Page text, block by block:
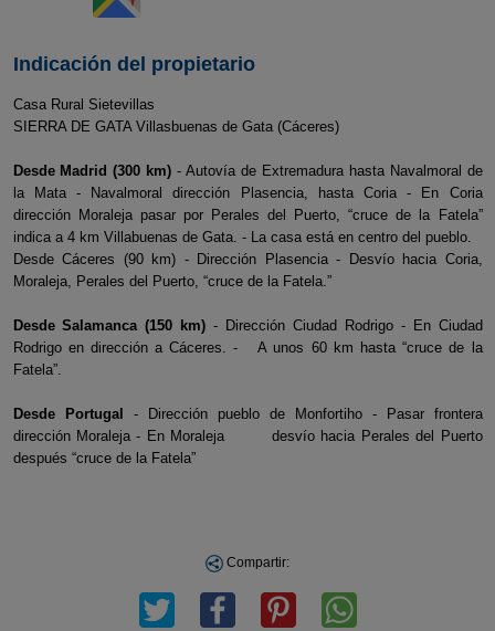
Indicación del propietario
Casa Rural Sietevillas
SIERRA DE GATA Villasbuenas de Gata (Cáceres)
Desde Madrid (300 km)- Autovía de Extremadura hasta Navalmoral de
la Mata - Navalmoral dirección Plasencia, hasta Coria - En Coria
dirección Moraleja pasar por Perales del Puerto, “cruce de la Fatela”
indica a 4 km Villabuenas de Gata. - La casa está en centro del pueblo.
Desde Cáceres (90 km) - Dirección Plasencia - Desvío hacia Coria,
Moraleja, Perales del Puerto, “cruce de la Fatela.”
Desde Salamanca (150 km)- Dirección Ciudad Rodrigo - En Ciudad
Rodrigo en dirección a Cáceres. - A unos 60 km hasta “cruce de la
Fatela”.
Desde Portugal
- Dirección pueblo de Monfortiho - Pasar frontera
dirección Moraleja - En Moraleja desvío hacia Perales del Puerto
después “cruce de la Fatela”
Compartir: